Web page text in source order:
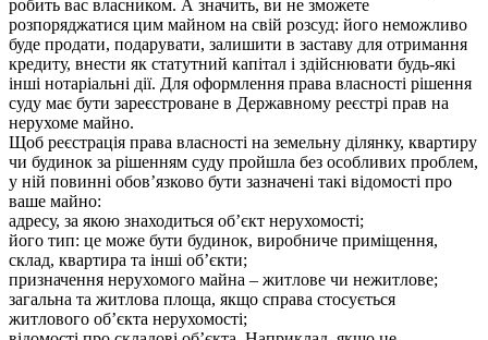
робить вас власником. А значить, ви не зможете
розпоряджатися цим майном на свій розсуд: його неможливо
буде продати, подарувати, залишити в заставу для отримання
кредиту, внести як статутний капітал і здійснювати будь-які
інші нотаріальні дії. Для оформлення права власності рішення
суду має бути зареєстроване в Державному реєстрі прав на
нерухоме майно.
Щоб реєстрація права власності на земельну ділянку, квартиру
чи будинок за рішенням суду пройшла без особливих проблем,
у ній повинні обов’язково бути зазначені такі відомості про
ваше майно:
адресу, за якою знаходиться об’єкт нерухомості;
його тип: це може бути будинок, виробниче приміщення,
склад, квартира та інші об’єкти;
призначення нерухомого майна – житлове чи нежитлове;
загальна та житлова площа, якщо справа стосується
житлового об’єкта нерухомості;